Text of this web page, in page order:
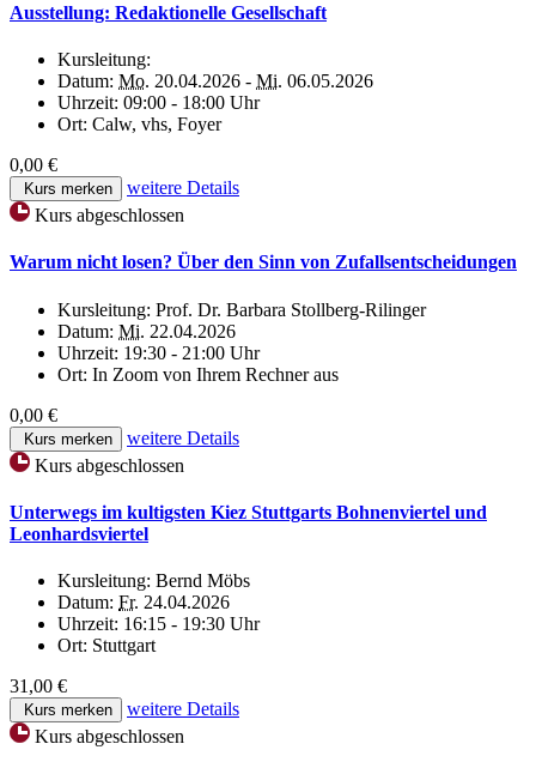
Ausstellung: Redaktionelle Gesellschaft
Kursleitung:
Datum: Mo. 20.04.2026 - Mi. 06.05.2026
Uhrzeit: 09:00 - 18:00 Uhr
Ort: Calw, vhs, Foyer
0,00 €
Kurs merken
weitere Details
Kurs abgeschlossen
Warum nicht losen? Über den Sinn von Zufallsentscheidungen
Kursleitung: Prof. Dr. Barbara Stollberg-Rilinger
Datum: Mi. 22.04.2026
Uhrzeit: 19:30 - 21:00 Uhr
Ort: In Zoom von Ihrem Rechner aus
0,00 €
Kurs merken
weitere Details
Kurs abgeschlossen
Unterwegs im kultigsten Kiez Stuttgarts Bohnenviertel und
Leonhardsviertel
Kursleitung: Bernd Möbs
Datum: Fr. 24.04.2026
Uhrzeit: 16:15 - 19:30 Uhr
Ort: Stuttgart
31,00 €
Kurs merken
weitere Details
Kurs abgeschlossen